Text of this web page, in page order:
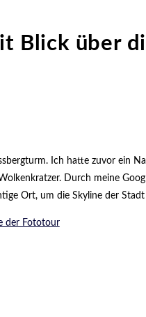
Blick über
Ich hatte zuvor ein
Durch meine
Ort, um die Skyline der
der Fototour